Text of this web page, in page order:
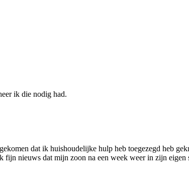
ik die nodig had.
dat ik huishoudelijke hulp heb toegezegd heb
nieuws dat mijn zoon na een week weer in zijn